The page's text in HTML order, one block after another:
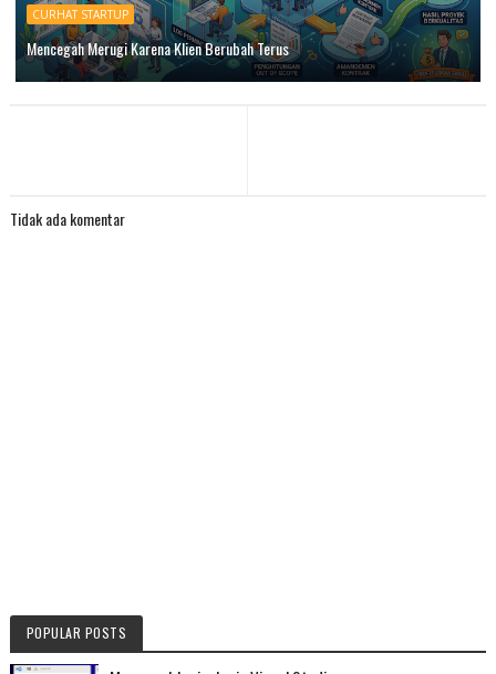
CURHAT STARTUP
Mencegah Merugi Karena Klien Berubah Terus
Tidak ada komentar
POPULAR POSTS